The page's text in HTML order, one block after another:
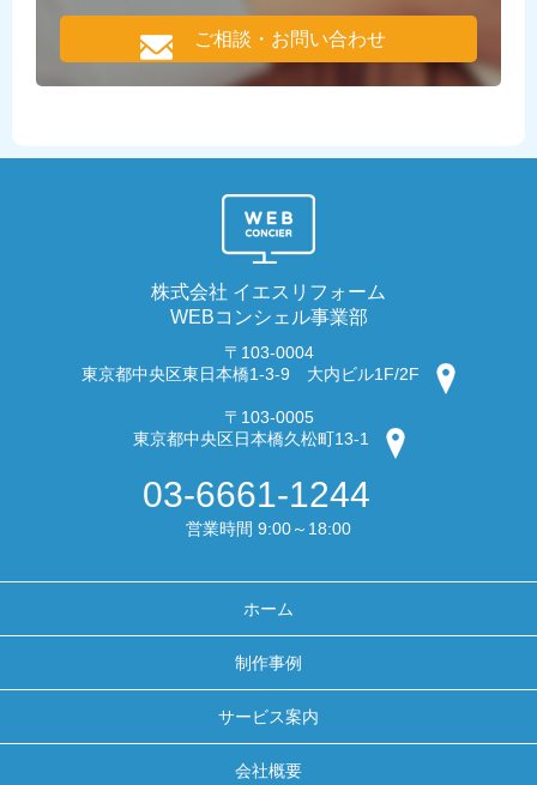
ご相談・お問い合わせ
株式会社 イエスリフォーム
WEBコンシェル事業部
〒103-0004
東京都中央区東日本橋1-3-9 大内ビル1F/2F
〒103-0005
東京都中央区日本橋久松町13-1
03-6661-1244
営業時間 9:00～18:00
ホーム
制作事例
サービス案内
会社概要